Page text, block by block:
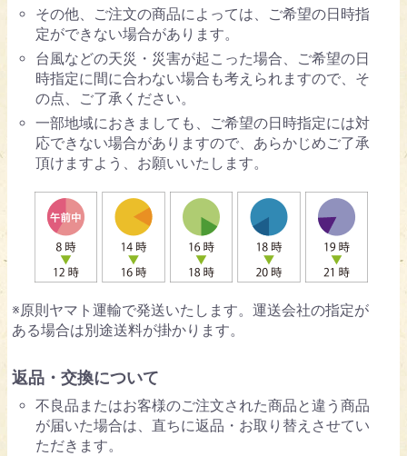
その他、ご注文の商品によっては、ご希望の日時指
定ができない場合があります。
台風などの天災・災害が起こった場合、ご希望の日
時指定に間に合わない場合も考えられますので、そ
の点、ご了承ください。
一部地域におきましても、ご希望の日時指定には対
応できない場合がありますので、あらかじめご了承
頂けますよう、お願いいたします。
※原則ヤマト運輸で発送いたします。運送会社の指定が
ある場合は別途送料が掛かります。
返品・交換について
不良品またはお客様のご注文された商品と違う商品
が届いた場合は、直ちに返品・お取り替えさせてい
ただきます。